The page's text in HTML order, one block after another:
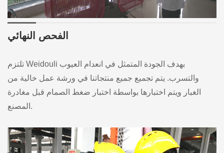
الفحص النهائي
تلتزم Weidouli بهدف الجودة المتمثل في انعدام العيوب
والتسرب. يتم تجميع جميع منتجاتنا في ورشة عمل خالية من
الغبار ويتم اختبارها بواسطة اختبار ضغط الصمام قبل مغادرة
المصنع.